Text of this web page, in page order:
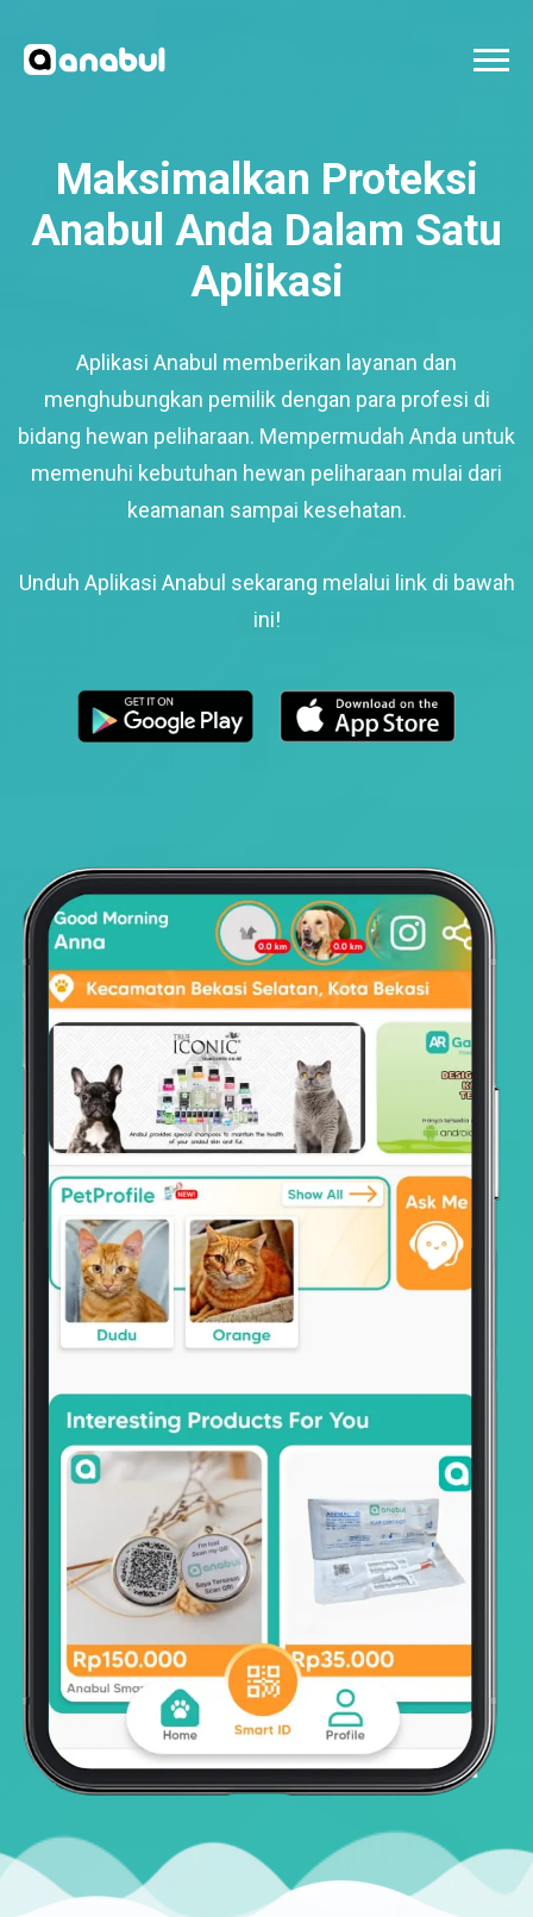
Maksimalkan Proteksi
Anabul Anda Dalam Satu
Aplikasi
Aplikasi Anabul memberikan layanan dan
menghubungkan pemilik dengan para profesi di
bidang hewan peliharaan. Mempermudah Anda untuk
memenuhi kebutuhan hewan peliharaan mulai dari
keamanan sampai kesehatan.
Unduh Aplikasi Anabul sekarang melalui link di bawah
ini!